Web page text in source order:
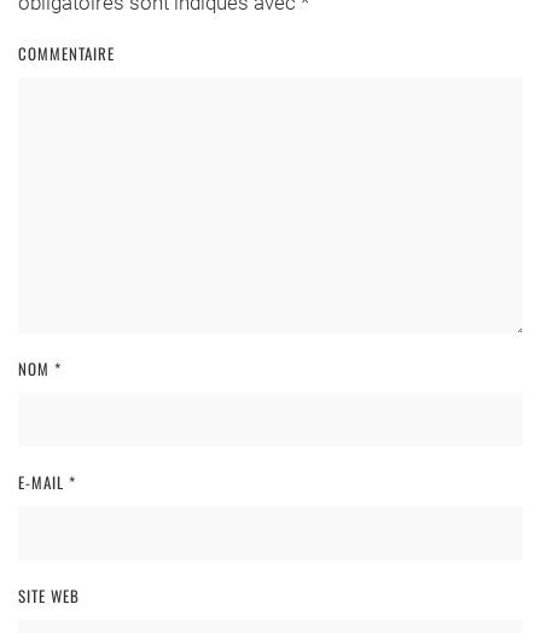
COMMENTAIRE
NOM *
E-MAIL *
SITE WEB